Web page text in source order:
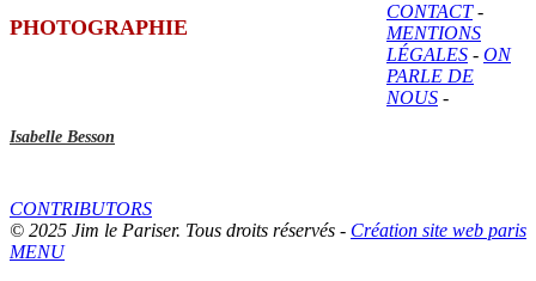
PHOTOGRAPHIE
Isabelle Besson
CONTACT-
MENTIONS
LÉGALES - ON
PARLE DE
NOUS -
CONTRIBUTORS
© 2025 Jim le Pariser. Tous droits réservés - Création site web paris
MENU